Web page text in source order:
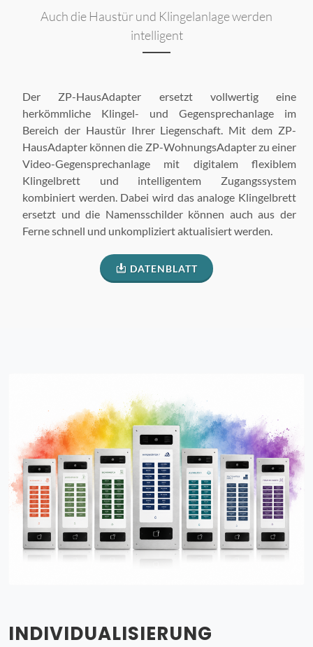
Auch die Haustür und Klingelanlage werden
intelligent
Der ZP-HausAdapter ersetzt vollwertig eine
herkömmliche Klingel- und Gegensprechanlage im
Bereich der Haustür Ihrer Liegenschaft. Mit dem ZP-
HausAdapter können die ZP-WohnungsAdapter zu einer
Video-Gegensprechanlage mit digitalem flexiblem
Klingelbrett und intelligentem Zugangssystem
kombiniert werden. Dabei wird das analoge Klingelbrett
ersetzt und die Namensschilder können auch aus der
Ferne schnell und unkompliziert aktualisiert werden.
DATENBLATT
INDIVIDUALISIERUNG